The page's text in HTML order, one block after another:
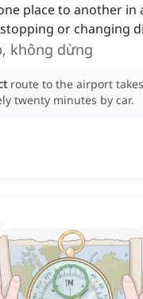
place to another in
or changing
không dừng
route to the airport takes
twenty minutes by car.